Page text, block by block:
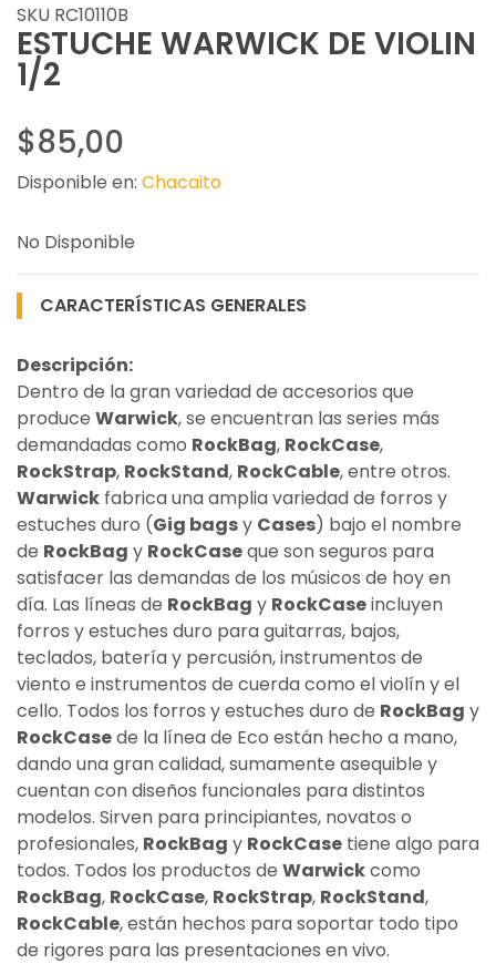
SKU RC10110B
ESTUCHE WARWICK DE VIOLIN
1/2
$85,00
Disponible en: Chacaito
No Disponible
CARACTERÍSTICAS GENERALES
Descripción:
Dentro de la gran variedad de accesorios que
produce Warwick, se encuentran las series más
demandadas como RockBag, RockCase,
RockStrap, RockStand, RockCable, entre otros.
Warwick fabrica una amplia variedad de forros y
estuches duro (Gig bagsy Cases) bajo el nombre
de RockBag y RockCaseque son seguros para
satisfacer las demandas de los músicos de hoy en
día. Las líneas de RockBag y RockCaseincluyen
forros y estuches duro para guitarras, bajos,
teclados, batería y percusión, instrumentos de
viento e instrumentos de cuerda como el violín y el
cello. Todos los forros y estuches duro de RockBag y
RockCasede la línea de Eco están hecho a mano,
dando una gran calidad, sumamente asequible y
cuentan con diseños funcionales para distintos
modelos. Sirven para principiantes, novatos o
profesionales, RockBag y RockCase tiene algo para
todos. Todos los productos de Warwickcomo
RockBag, RockCase, RockStrap, RockStand,
RockCable, están hechos para soportar todo tipo
de rigores para las presentaciones en vivo.